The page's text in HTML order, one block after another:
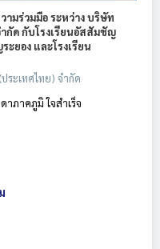
มร่วมมือ ระหว่าง บริษัท
ำกัด กับโรงเรียนอัสสัมชัญ
ะยอง และโรงเรียน
ระเทศไทย) จำกัด
าภาคภูมิ ใจสำเร็จ